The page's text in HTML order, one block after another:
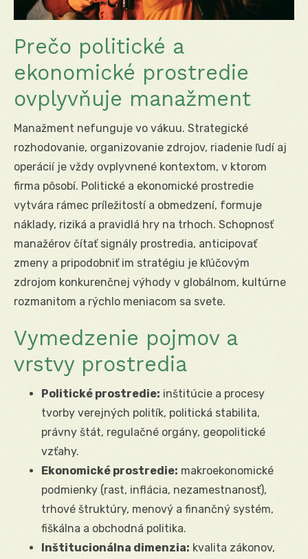
Prečo politické a
ekonomické prostredie
ovplyvňuje manažment
Manažment nefunguje vo vákuu. Strategické
rozhodovanie, organizovanie zdrojov, riadenie ľudí aj
operácií je vždy ovplyvnené kontextom, v ktorom
firma pôsobí. Politické a ekonomické prostredie
vytvára rámec príležitostí a obmedzení, formuje
náklady, riziká a pravidlá hry na trhoch. Schopnosť
manažérov čítať signály prostredia, anticipovať
zmeny a pripodobniť im stratégiu je kľúčovým
zdrojom konkurenčnej výhody v globálnom, kultúrne
rozmanitom a rýchlo meniacom sa svete.
Vymedzenie pojmov a
vrstvy prostredia
Politické prostredie: inštitúcie a procesy
tvorby verejných politík, politická stabilita,
právny štát, regulačné orgány, geopolitické
vzťahy.
Ekonomické prostredie: makroekonomické
podmienky (rast, inflácia, nezamestnanosť),
trhové štruktúry, menový a finančný systém,
fiškálna a obchodná politika.
Inštitucionálna dimenzia: kvalita zákonov,